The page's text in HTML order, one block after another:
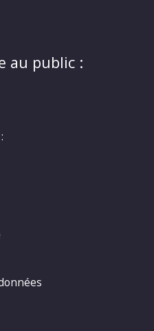
au public :